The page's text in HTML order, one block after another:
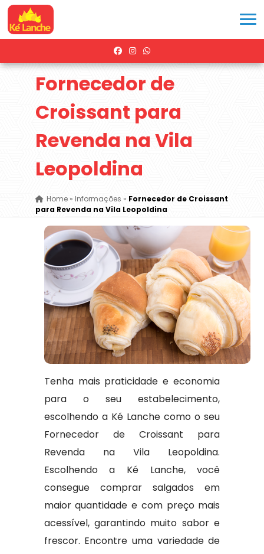
Fornecedor de
Croissant para
Revenda na Vila
Leopoldina
Home» Informações » Fornecedor de Croissant
para Revenda na Vila Leopoldina
Tenha mais praticidade e economia
para o seu estabelecimento,
escolhendo a Ké Lanche como o seu
Fornecedor de Croissant para
Revenda na Vila Leopoldina.
Escolhendo a Ké Lanche, você
consegue comprar salgados em
maior quantidade e com preço mais
acessível, garantindo muito sabor e
frescor. Encontre uma variedade de